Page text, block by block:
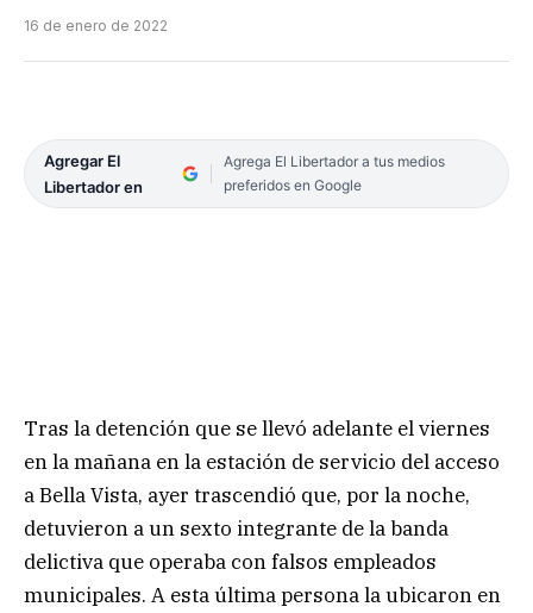
16 de enero de 2022
Agregar El
Libertador en
Agrega El Libertador a tus medios
preferidos en Google
Tras la detención que se llevó adelante el viernes
en la mañana en la estación de servicio del acceso
a Bella Vista, ayer trascendió que, por la noche,
detuvieron a un sexto integrante de la banda
delictiva que operaba con falsos empleados
municipales. A esta última persona la ubicaron en